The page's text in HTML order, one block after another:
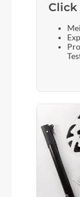
Click